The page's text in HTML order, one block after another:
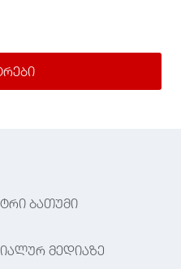
ბათუმი
მედიაზე